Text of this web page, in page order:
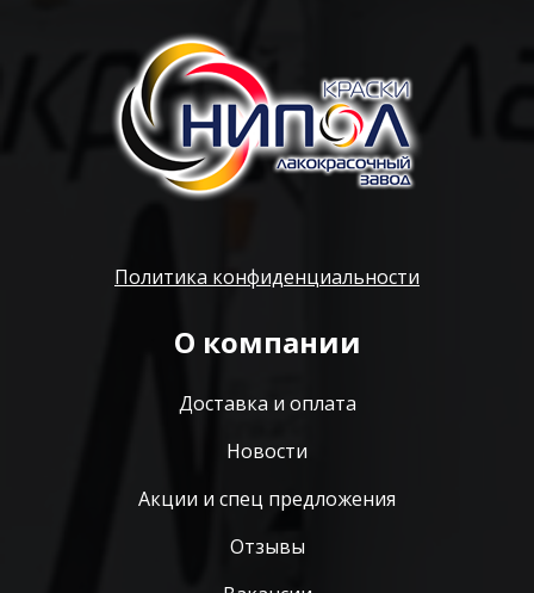
Политика конфиденциальности
О компании
Доставка и оплата
Новости
Акции и спец предложения
Отзывы